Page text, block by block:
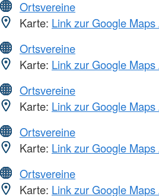
Ortsvereine
Karte: Link zur Google
Ortsvereine
Karte: Link zur Google
Ortsvereine
Karte: Link zur Google
Ortsvereine
Karte: Link zur Google
Ortsvereine
Karte: Link zur Google